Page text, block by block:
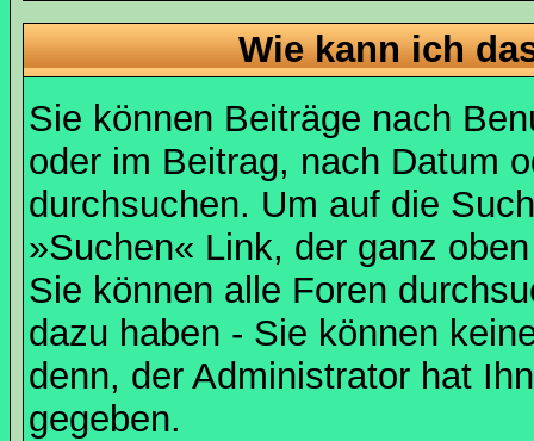
Wie kann ich
Sie können Beiträge nach
oder im Beitrag, nach Datum
durchsuchen. Um auf die
»Suchen« Link, der ganz
Sie können alle Foren
dazu haben - Sie können
denn, der Administrator hat
gegeben.